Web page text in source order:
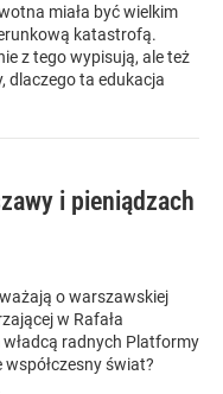
miała być wielkim
katastrofą.
z tego wypisują, ale też
dlaczego ta edukacja
i pieniądzach
o warszawskiej
w Rafała
radnych Platformy
współczesny świat?